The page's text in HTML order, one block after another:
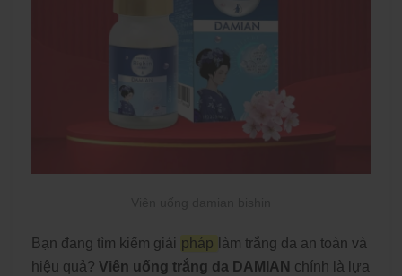
Bạn đang tìm kiếm giải pháp
làm trắng da an toàn và
hiệu quả? Viên uống trắng da DAMIAN chính là lựa